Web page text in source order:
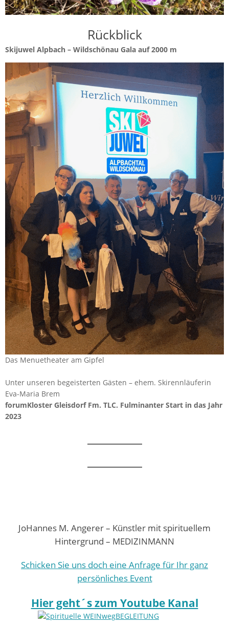
Rückblick
Skijuwel Alpbach – Wildschönau Gala auf 2000 m
Das Menuetheater am Gipfel
Unter unseren begeisterten Gästen – ehem. Skirennläuferin
Eva-Maria Brem
forumKloster Gleisdorf Fm. TLC. Fulminanter Start in das Jahr
2023
JoHannes M. Angerer – Künstler mit spirituellem
Hintergrund – MEDIZINMANN
Schicken Sie uns doch eine Anfrage für Ihr ganz
persönliches Event
Hier geht´s zum Youtube Kanal